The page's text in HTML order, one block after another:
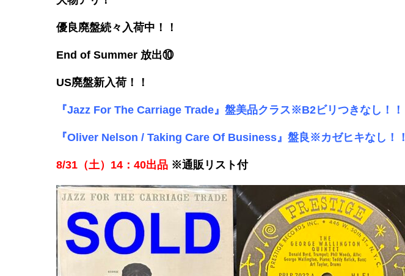
優良廃盤続々入荷中！！
End of Summer 放出⑩
US廃盤新入荷！！
『Jazz For The Carriage Trade』盤美品クラス※B2ビリつきなし！！
『Oliver Nelson / Taking Care Of Business』盤良※カゼヒキなし！！
8/31（土）14：40出品 ※通販リスト付